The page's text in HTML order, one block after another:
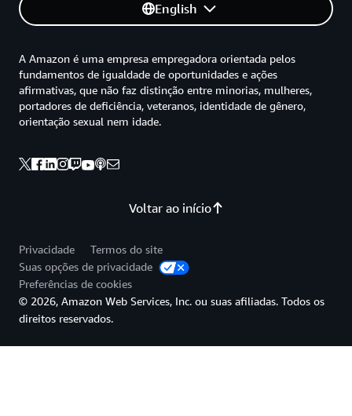
English
Voltar ao início
A Amazon é uma empresa empregadora orientada pelos
fundamentos de igualdade de oportunidades e ações
afirmativas, que não faz distinção entre minorias, mulheres,
portadores de deficiência, veteranos, identidade de gênero,
orientação sexual nem idade.
Privacidade
Termos do site
Suas opções de privacidade
Preferências de cookies
© 2026, Amazon Web Services, Inc. ou suas afiliadas. Todos os
direitos reservados.